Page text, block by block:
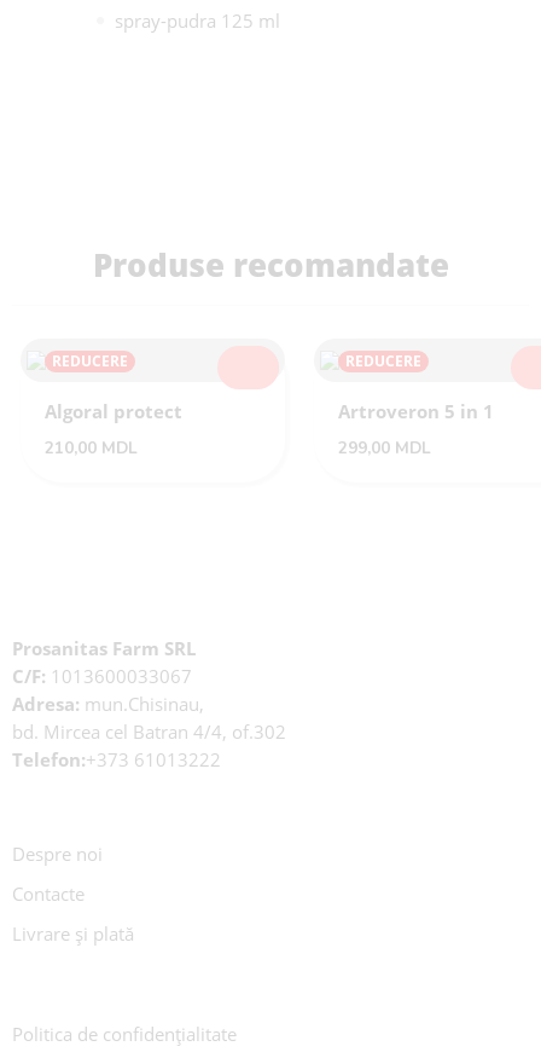
spray-pudra 125 ml
Produse recomandate
REDUCERE
Algoral protect
210,00 MDL
REDUCERE
Artroveron 5 in 1
299,00 MDL
Prosanitas Farm SRL
C/F: 1013600033067
Adresa: mun.Chisinau,
bd. Mircea cel Batran 4/4, of.302
Telefon:+373 61013222
Despre noi
Contacte
Livrare și plată
Politica de confidențialitate